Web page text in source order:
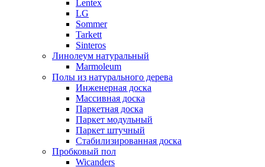
Lentex
LG
Sommer
Tarkett
Sinteros
Линолеум натуральный
Marmoleum
Полы из натурального дерева
Инженерная доска
Массивная доска
Паркетная доска
Паркет модульный
Паркет штучный
Стабилизированная доска
Пробковый пол
Wicanders